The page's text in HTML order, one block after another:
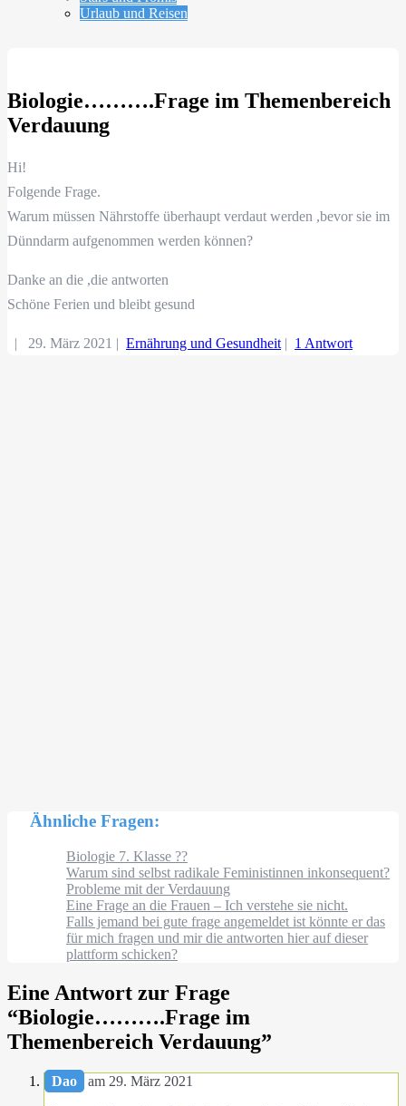
Urlaub und Reisen
Biologie……….Frage im Themenbereich
Verdauung
Hi!
Folgende Frage.
Warum müssen Nährstoffe überhaupt verdaut werden ,bevor sie im
Dünndarm aufgenommen werden können?
Danke an die ,die antworten
Schöne Ferien und bleibt gesund
| 29. März 2021 | Ernährung und Gesundheit| 1 Antwort
Ähnliche Fragen:
Biologie 7. Klasse ??
Warum sind selbst radikale Feministinnen inkonsequent?
Probleme mit der Verdauung
Eine Frage an die Frauen – Ich verstehe sie nicht.
Falls jemand bei gute frage angemeldet ist könnte er das
für mich fragen und mir die antworten hier auf dieser
plattform schicken?
Eine Antwort zur Frage
“Biologie……….Frage im
Themenbereich Verdauung”
Dao
am 29. März 2021